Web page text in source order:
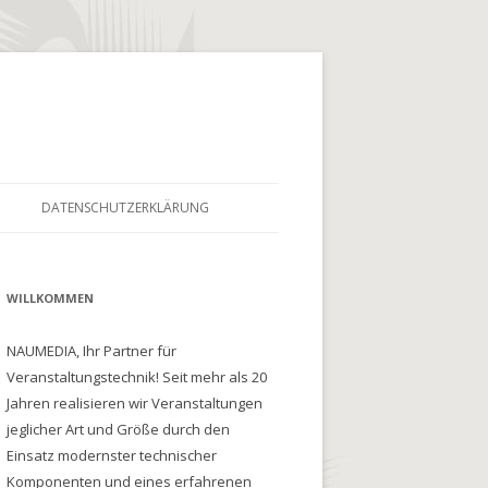
DATENSCHUTZERKLÄRUNG
WILLKOMMEN
NAUMEDIA, Ihr Partner für
Veranstaltungstechnik! Seit mehr als 20
Jahren realisieren wir Veranstaltungen
jeglicher Art und Größe durch den
Einsatz modernster technischer
Komponenten und eines erfahrenen